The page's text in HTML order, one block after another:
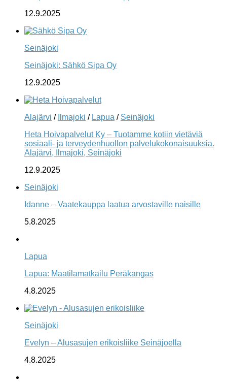
12.9.2025
Seinäjoki
Seinäjoki: Sähkö Sipa Oy
12.9.2025
Alajärvi / Ilmajoki / Lapua / Seinäjoki
Heta Hoivapalvelut Ky – Tuotamme kotiin vietäviä
sosiaali- ja terveydenhuollon palvelukokonaisuuksia.
Alajärvi, Ilmajoki, Seinäjoki
12.9.2025
Seinäjoki
Idanne – Vaatekauppa laatua arvostaville naisille
5.8.2025
Lapua
Lapua: Maatilamatkailu Peräkangas
4.8.2025
Seinäjoki
Evelyn – Alusasujen erikoisliike Seinäjoella
4.8.2025